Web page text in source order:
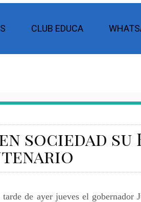
CLUB EDUCA
sociedad su
de ayer jueves el gobernador